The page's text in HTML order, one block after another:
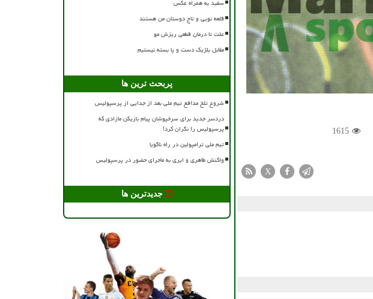
1615
X
سفید به همراه عکس
قلعه نویی و تاج دوستان من هستند
علت تا درمان قطعی ریزش مو
مقابل بلژیک دست و پا بسته نیستیم
پربحث ترین ها
شروع تلخ مدافع تیم ملی بعد از جدایی از پرسپولیس
دردسر جدید برای سرخپوشان پیام بازیکن مازادی که
پرسپولیس را نگران کرد!
تیم ملی ترامپولین در راه ناگویا
واکنش طاهری و ایری به ماجرای حضور در پرسپولیس
جدیدترین ها